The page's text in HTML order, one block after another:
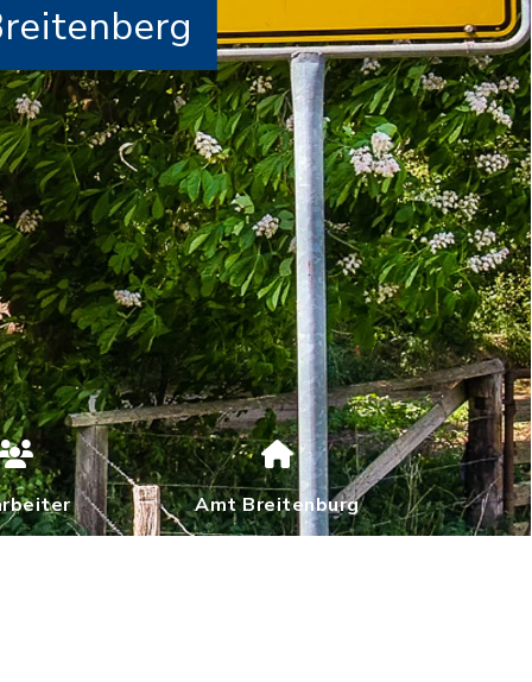
Amt Breitenburg